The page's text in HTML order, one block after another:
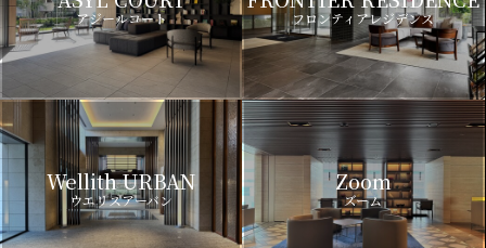
アジールコート フロンティアレジデンス
Wellith URBAN
ウエリスアーバン
Zoom
ズーム